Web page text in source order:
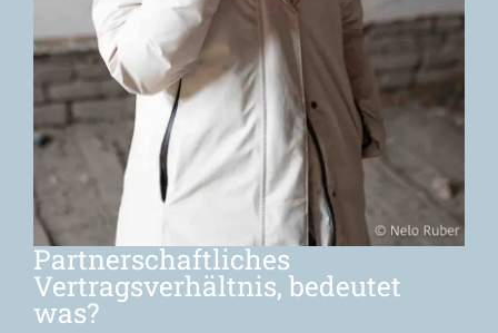
Partnerschaftliches
Vertragsverhältnis, bedeutet
was?